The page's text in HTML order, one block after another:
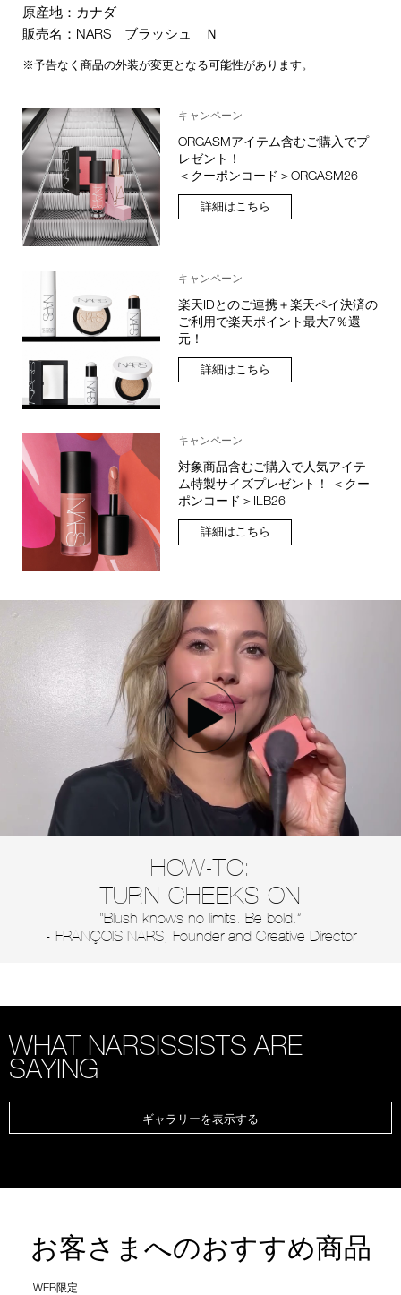
原産地：カナダ
販売名：NARS ブラッシュ Ｎ
※予告なく商品の外装が変更となる可能性があります。
キャンペーン
ORGASMアイテム含むご購入でプ
レゼント！
＜クーポンコード＞ORGASM26
詳細はこちら
キャンペーン
楽天IDとのご連携＋楽天ペイ決済の
ご利用で楽天ポイント最大7％還
元！
詳細はこちら
キャンペーン
対象商品含むご購入で人気アイテ
ム特製サイズプレゼント！ ＜クー
ポンコード＞ILB26
詳細はこちら
HOW-TO:
TURN CHEEKS ON
“Blush knows no limits. Be bold.”
- FRANÇOIS NARS, Founder and Creative Director
WHAT NARSISSISTS ARE
SAYING
ギャラリーを表示する
お客さまへのおすすめ商品
WEB限定